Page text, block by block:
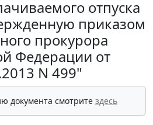
отпуска
приказом
прокурора
Федерации от
N 499"
документа смотрите здесь